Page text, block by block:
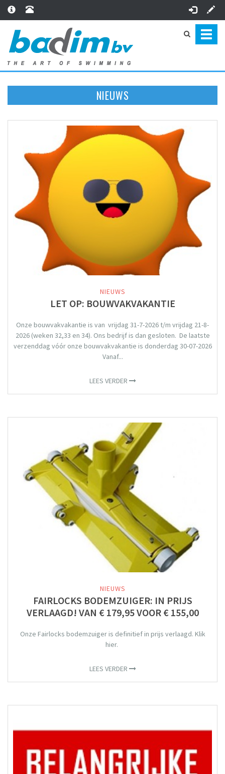
NIEUWS
NIEUWS
LET OP: BOUWVAKVAKANTIE
Onze bouwvakvakantie is van vrijdag 31-7-2026 t/m vrijdag 21-8-
2026 (weken 32,33 en 34). Ons bedrijf is dan gesloten. De laatste
verzenddag vóór onze bouwvakvakantie is donderdag 30-07-2026
Vanaf...
LEES VERDER
NIEUWS
FAIRLOCKS BODEMZUIGER: IN PRIJS
VERLAAGD! VAN € 179,95 VOOR € 155,00
Onze Fairlocks bodemzuiger is definitief in prijs verlaagd. Klik
hier.
LEES VERDER